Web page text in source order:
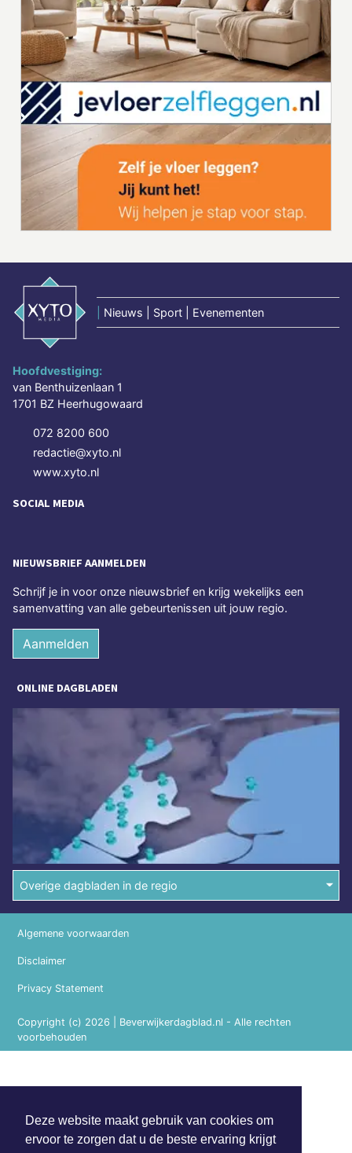
Deze website maakt gebruik van cookies om
ervoor te zorgen dat u de beste ervaring krijgt
Nieuws | Sport | Evenementen
Hoofdvestiging:
van Benthuizenlaan 1
1701 BZ Heerhugowaard
072 8200 600
redactie@xyto.nl
www.xyto.nl
SOCIAL MEDIA
NIEUWSBRIEF AANMELDEN
Schrijf je in voor onze nieuwsbrief en krijg wekelijks een
samenvatting van alle gebeurtenissen uit jouw regio.
Aanmelden
ONLINE DAGBLADEN
Overige dagbladen in de regio
Copyright (c) 2026 | Beverwijkerdagblad.nl - Alle rechten
voorbehouden
Algemene voorwaarden
Disclaimer
Privacy Statement